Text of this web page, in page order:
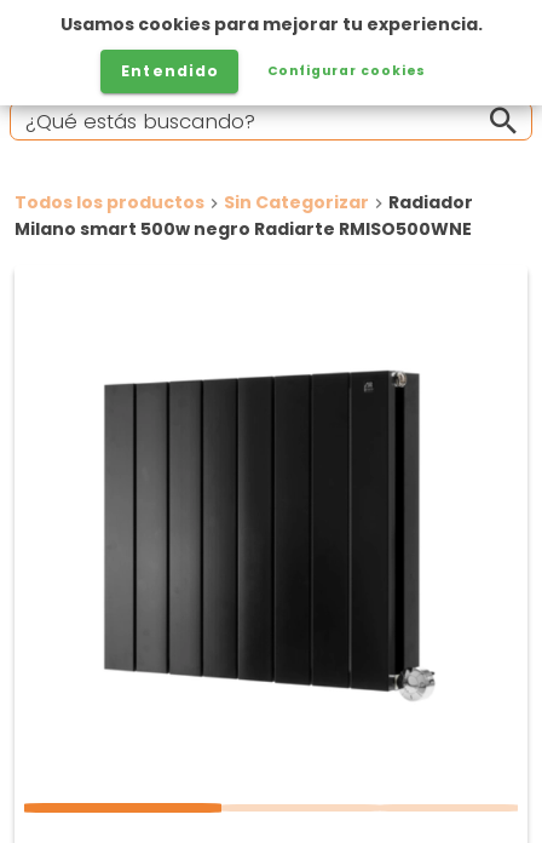
Todos los productos Sin Categorizar
Radiador
Milano smart 500w negro Radiarte RMISO500WNE
Usamos cookies para mejorar tu experiencia.
Entendido Configurar cookies